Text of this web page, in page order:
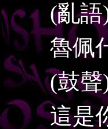
(亂語
魯佩
(鼓聲)安
這是你